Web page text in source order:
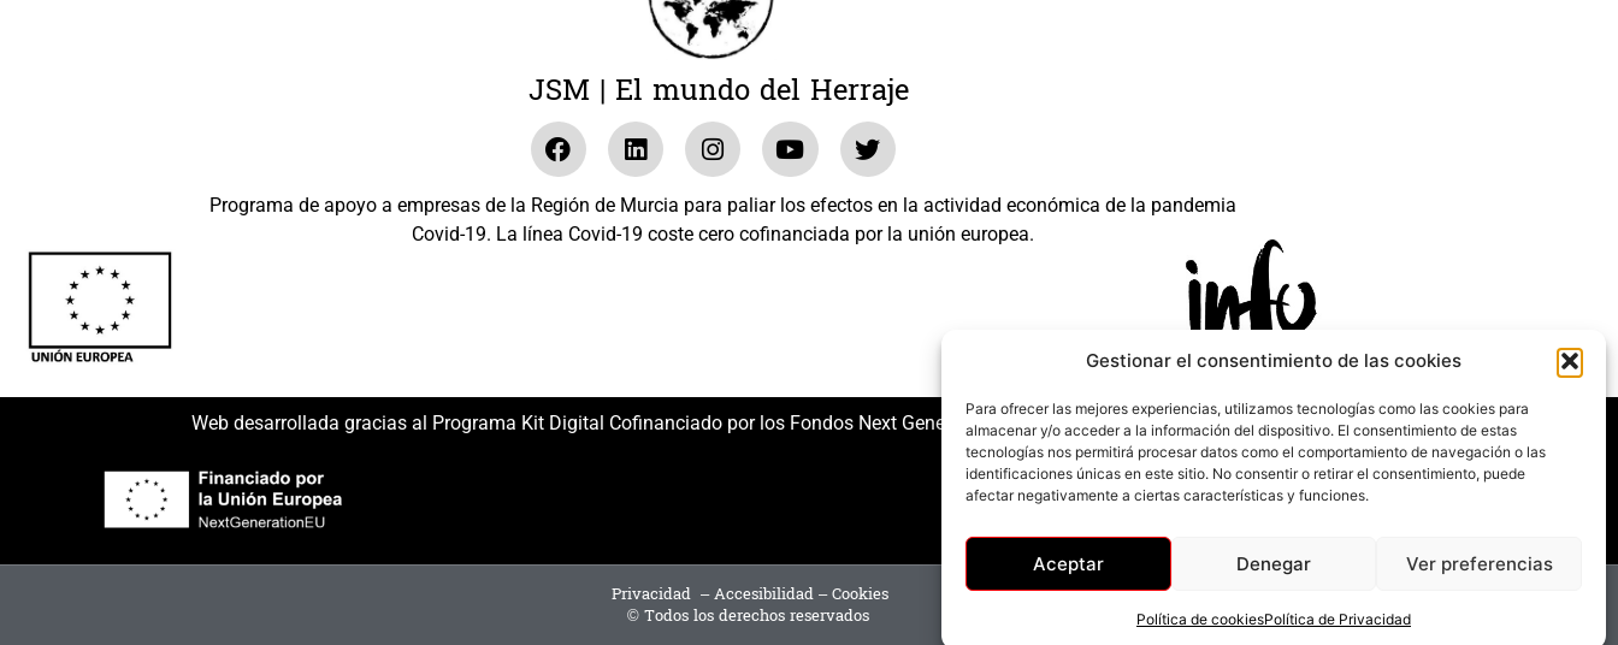
Gestionar el consentimiento de las cookies
Para ofrecer las mejores experiencias, utilizamos tecnologías como las cookies para
almacenar y/o acceder a la información del dispositivo. El consentimiento de estas
tecnologías nos permitirá procesar datos como el comportamiento de navegación o las
identificaciones únicas en este sitio. No consentir o retirar el consentimiento, puede
afectar negativamente a ciertas características y funciones.
Aceptar Denegar Ver preferencias
Política de cookiesPolítica de Privacidad
JSM | El mundo del Herraje
Programa de apoyo a empresas de la Región de Murcia para paliar los efectos en la actividad económica de la pandemia
Covid-19. La línea Covid-19 coste cero cofinanciada por la unión europea.
Web desarrollada gracias al Programa Kit Digital Cofinanciado por los Fondos Next Generation (EU) del mecanismo de Recuperación y Resilencia.
Privacidad –Accesibilidad–Cookies
© Todos los derechos reservados